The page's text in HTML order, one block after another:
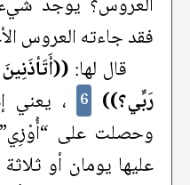
فقد جاءته العروس
قال لها:
رَبِّي؟))
6
، يعني
وحصلت على
عليها يومان أو